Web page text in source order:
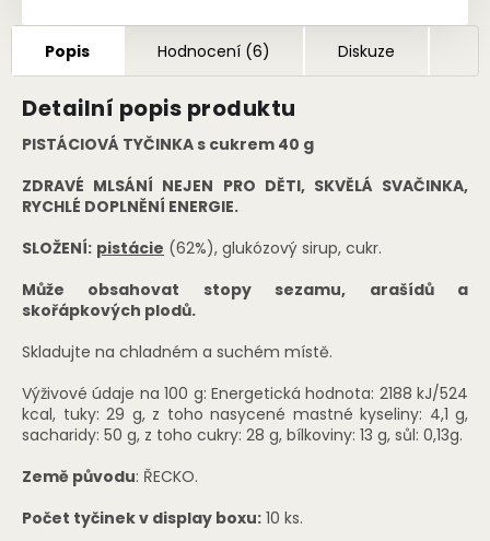
Popis Hodnocení (6) Diskuze
Detailní popis produktu
PISTÁCIOVÁ TYČINKA s cukrem 40 g
ZDRAVÉ MLSÁNÍ NEJEN PRO DĚTI, SKVĚLÁ SVAČINKA,
RYCHLÉ DOPLNĚNÍ ENERGIE.
SLOŽENÍ: pistácie (62%), glukózový sirup, cukr.
Může obsahovat stopy sezamu, arašídů a
skořápkových plodů.
Skladujte na chladném a suchém místě.
Výživové údaje na 100 g: Energetická hodnota: 2188 kJ/524
kcal, tuky: 29 g, z toho nasycené mastné kyseliny: 4,1 g,
sacharidy: 50 g, z toho cukry: 28 g, bílkoviny: 13 g, sůl: 0,13g.
Země původu: ŘECKO.
Počet tyčinek v display boxu: 10 ks.